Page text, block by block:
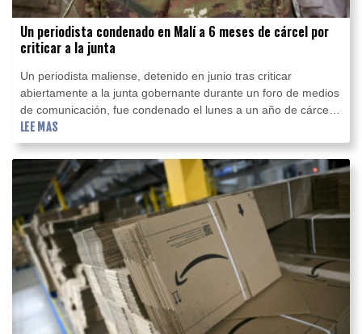
Un periodista condenado en Malí a 6 meses de cárcel por
criticar a la junta
Un periodista maliense, detenido en junio tras criticar
abiertamente a la junta gobernante durante un foro de medios
de comunicación, fue condenado el lunes a un año de cárcel -
con seis meses en suspenso-, supo la AFP por el Centro
Nacional de Lucha contra la Ciberdelincuencia.
LEE MAS